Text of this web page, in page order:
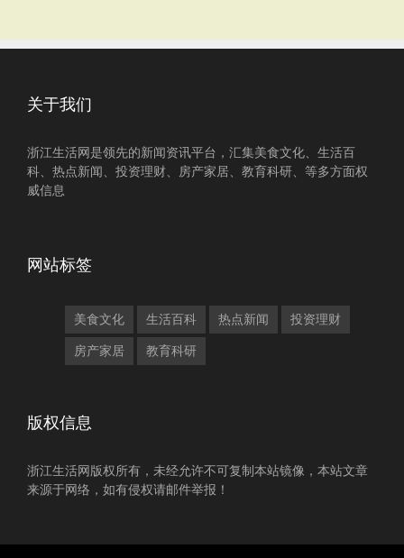
关于我们
浙江生活网是领先的新闻资讯平台，汇集美食文化、生活百
科、热点新闻、投资理财、房产家居、教育科研、等多方面权
威信息
网站标签
美食文化 生活百科 热点新闻 投资理财
房产家居 教育科研
版权信息
浙江生活网版权所有，未经允许不可复制本站镜像，本站文章
来源于网络，如有侵权请邮件举报！